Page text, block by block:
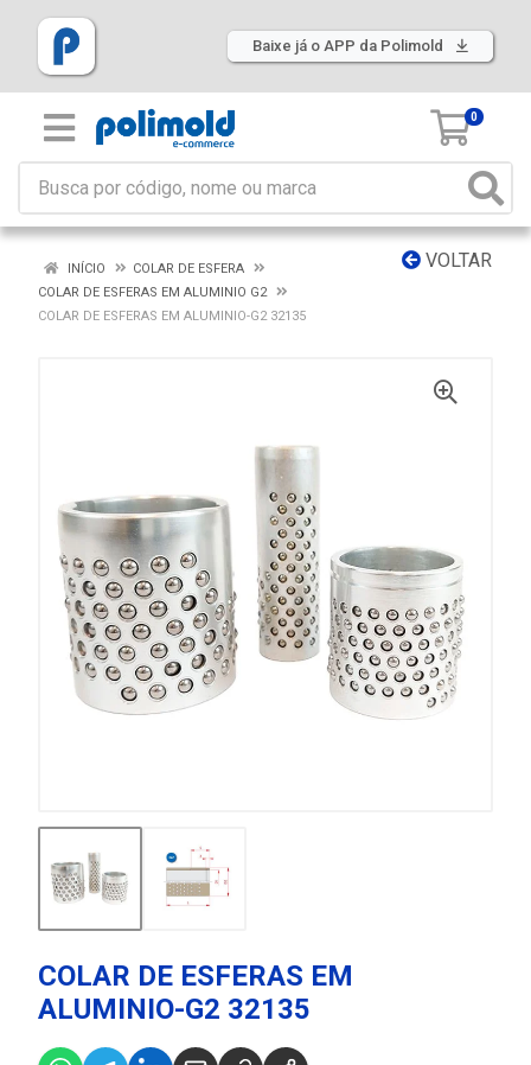
Baixe já o APP da Polimold
0
VOLTAR
INÍCIO
COLAR DE ESFERA
COLAR DE ESFERAS EM ALUMINIO G2
COLAR DE ESFERAS EM ALUMINIO-G2 32135
COLAR DE ESFERAS EM
ALUMINIO-G2 32135